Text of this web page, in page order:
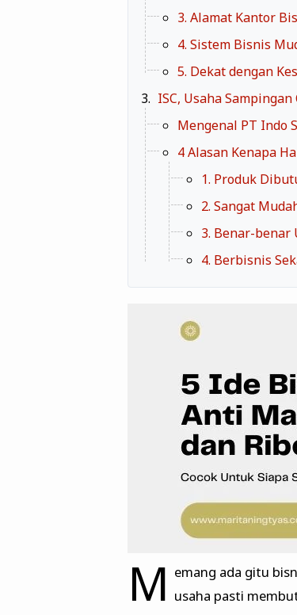
3. Alamat Kantor
4. Sistem Bisnis
5. Dekat dengan
ISC, Usaha
Mengenal PT Indo
4 Alasan Kenapa
1. Produk
2. Sangat
3. Benar-benar
4. Berbisnis
M emang ada gitu
usaha pasti